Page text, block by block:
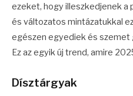
ezeket, hogy illeszkedjenek a
és változatos mintázatukkal
egészen egyediek és
Ez az egyik új trend, amire
Dísztárgyak